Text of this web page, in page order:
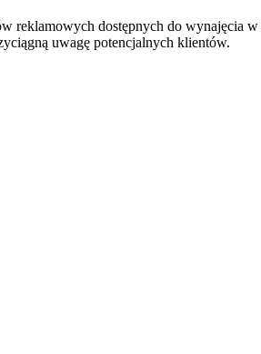
reklamowych dostępnych do wynajęcia w
uwagę potencjalnych klientów.